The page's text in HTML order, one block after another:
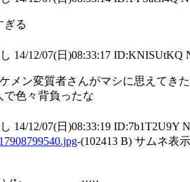
ぎる
14/12/07(日)08:33:17 ID:KNISUtKQ
メン変質者さんがマシに思えてきた
で色々背負ったな
14/12/07(日)08:33:19 ID:7b1T2U9Y
-(102413 B) サムネ表